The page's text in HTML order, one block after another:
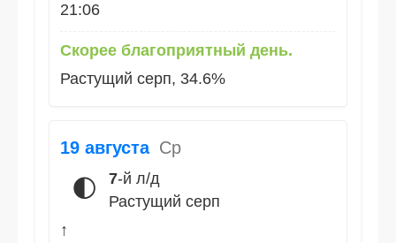
21:06
Скорее благоприятный день.
Растущий серп, 34.6%
19 августа Ср
🌓 7-й л/д
Растущий серп
↑